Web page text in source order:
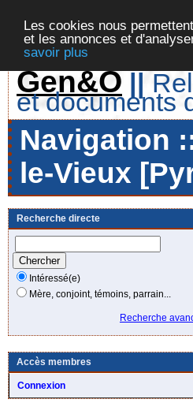
Les cookies nous
et les annonces et
savoir plus
Gen&O ||
et documents
Navigation
le-Vieux
Recherche directe
Intéressé(e)
Mère, conjoint, témoins, parrain...
Recherche
Accès membres
Connexion